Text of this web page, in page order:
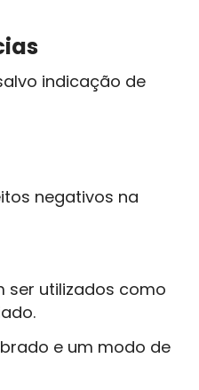
indicação de
negativos na
ser utilizados como
e um modo de